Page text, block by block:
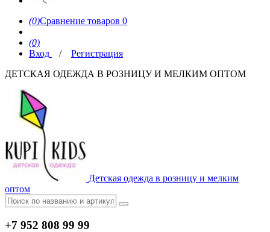
(0)Сравнение товаров 0
(0)
Вход
/
Регистрация
ДЕТСКАЯ ОДЕЖДА В РОЗНИЦУ И МЕЛКИМ ОПТОМ
Детская одежда в розницу и мелким
оптом
+7 952 808 99 99